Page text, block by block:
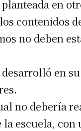
en
contenidos
no deben
en
no debería
escuela,